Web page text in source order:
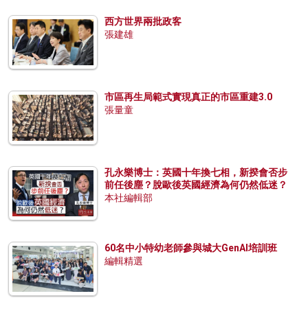
西方世界兩批政客
張建雄
市區再生局範式實現真正的市區重建3.0
張量童
孔永樂博士：英國十年換七相，新揆會否步
前任後塵？脫歐後英國經濟為何仍然低迷？
本社編輯部
60名中小特幼老師參與城大GenAI培訓班
編輯精選